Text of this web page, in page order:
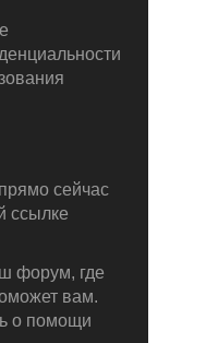
сейчас
ссылке
форум, где
вам.
о помощи